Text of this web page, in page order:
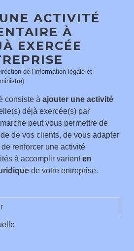
ACTIVITÉ
À
EXERCÉE
de l'information légale et
consiste à ajouter une activité
déjà exercée(s) par
peut vous permettre de
de vos clients, de vous adapter
renforcer une activité
à accomplir varienten
de votre entreprise.